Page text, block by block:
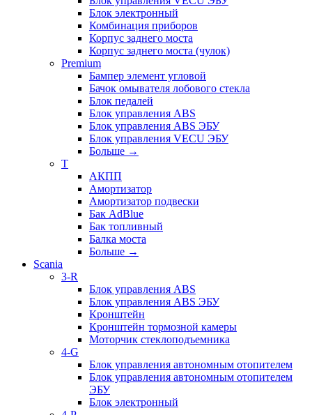
Блок электронный
Комбинация приборов
Корпус заднего моста
Корпус заднего моста (чулок)
Premium
Бампер элемент угловой
Бачок омывателя лобового стекла
Блок педалей
Блок управления ABS
Блок управления ABS ЭБУ
Блок управления VECU ЭБУ
Больше →
T
АКПП
Амортизатор
Амортизатор подвески
Бак AdBlue
Бак топливный
Балка моста
Больше →
Scania
3-R
Блок управления ABS
Блок управления ABS ЭБУ
Кронштейн
Кронштейн тормозной камеры
Моторчик стеклоподъемника
4-G
Блок управления автономным отопителем
Блок управления автономным отопителем
ЭБУ
Блок электронный